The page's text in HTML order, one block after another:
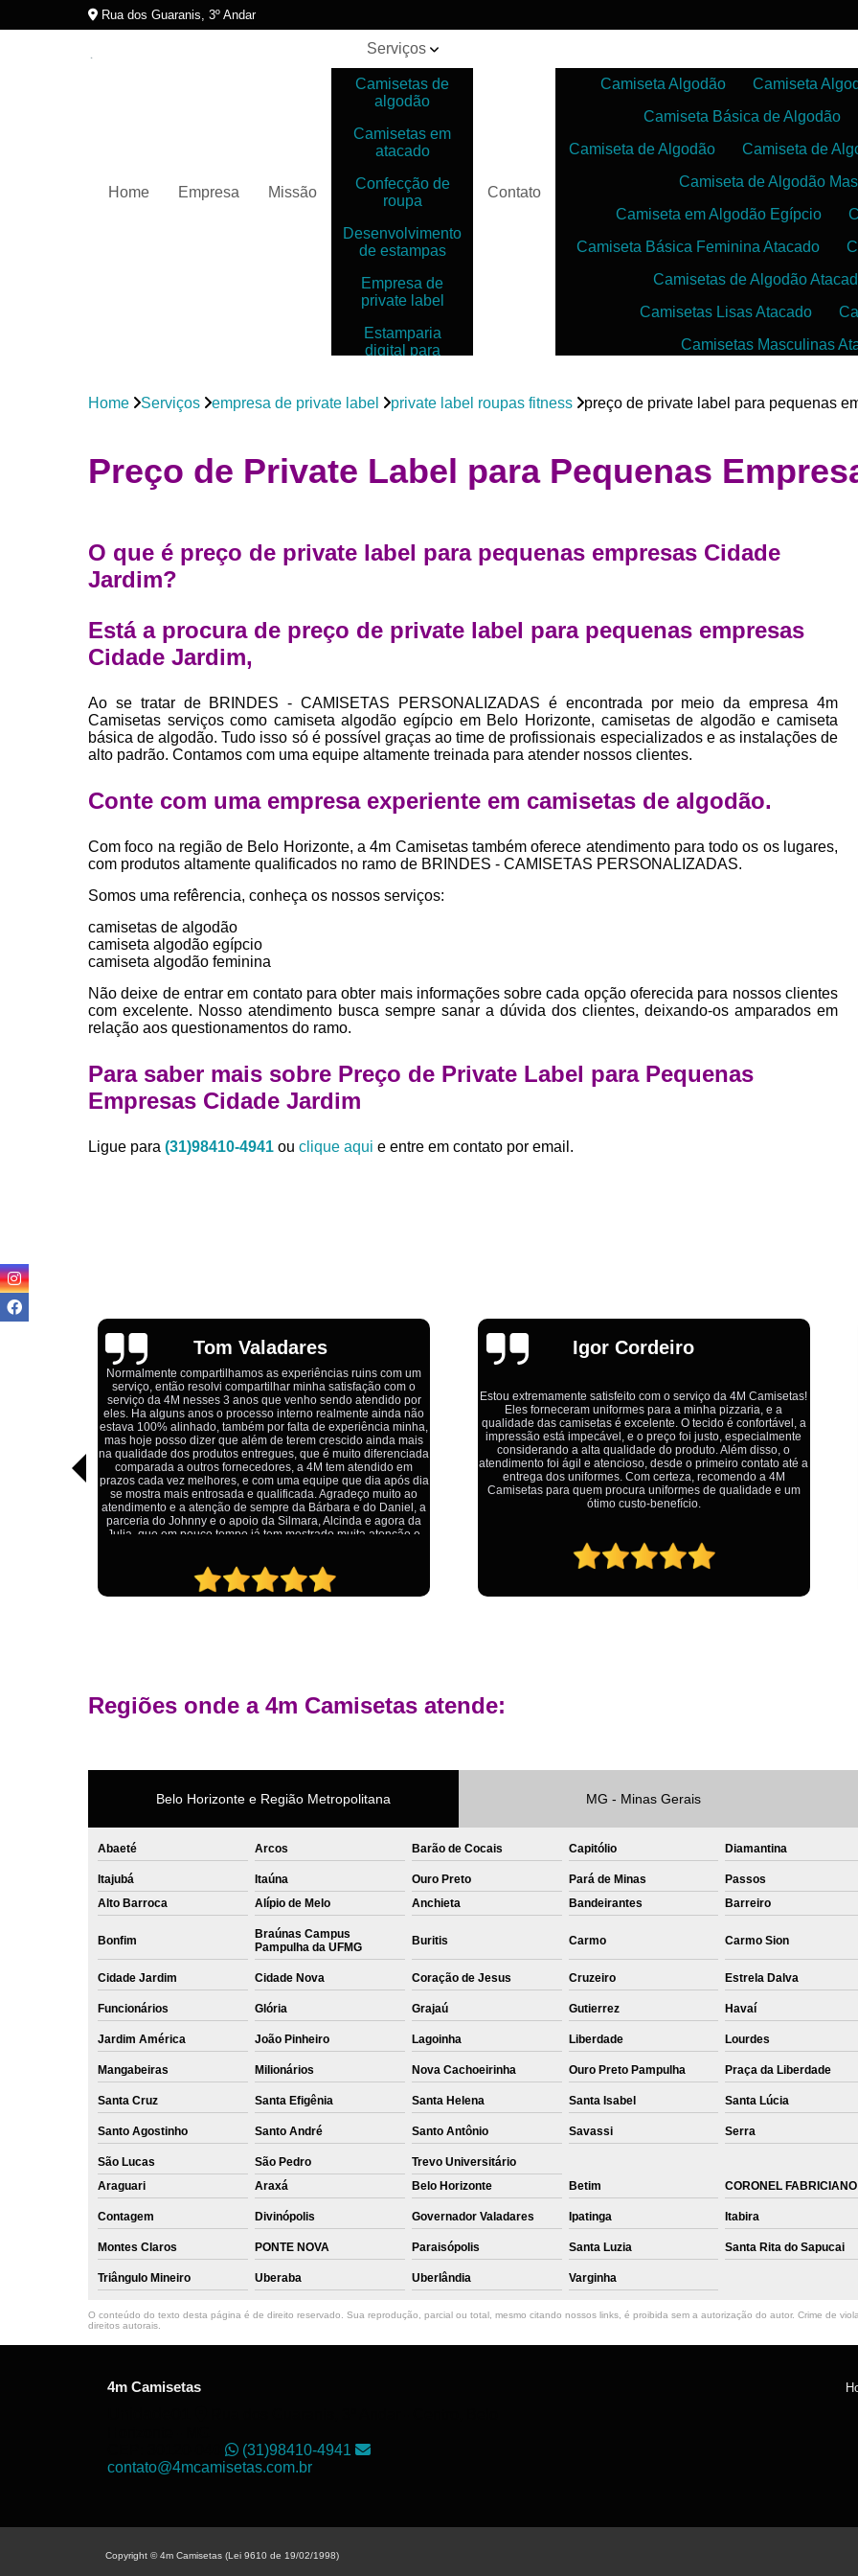
Rua dos Guaranis, 3º Andar
Home Empresa Missão
Serviços
Camisetas de
algodão
Camisetas em
atacado
Confecção de
roupa
Desenvolvimento
de estampas
Empresa de
private label
Estamparia
digital para
Estamparias
camiseta
para roupas
Contato
Camiseta Algodão Camiseta
Camiseta Básica de Algodão
Camiseta de Algodão
Camiseta de
Camiseta de Algodão
Camiseta em Algodão Egípcio
Camiseta Básica Feminina Atacado
Camisetas de Algodão
Camisetas Lisas Atacado
Camisetas Masculinas
Camisetas para Sublimação
Confecção de Roupas
Desenvolvimento de Coleção de
Desenvolvimento
Desenvolvimento
Desenvolvimento de
Desenvolvimento de
Desenvolvimento
Desenvolvimento de Estampas
Desenvolvimento Estampa de
Empresa Private Label
Private
Private Label Roupas
Estamparia Têxtil Digital
Fabrica
Fábrica Camiseta
Fábrica Camisetas
Fabrica Camisetas
Fabrica de Camisetas Lisas
Fábrica Roupas Atacado
Private Label Biquínis
Private
Private Label Camisetas
Private Label de Camisetas
Private Label Têxtil
Sublimação
Sublimação de Camisetas
Sublimação de Estampa em
Sublimação em Camisetas de
Sublimação em Tecido
Sublimação para Camisetas
Home Serviços empresa de private label private label roupas fitness preço de private label para pequenas
Preço de Private Label para Pequenas
O que é preço de private label para pequenas empresas Cidade
Jardim?
Está a procura de preço de private label para pequenas empresas
Cidade Jardim,
Ao se tratar de BRINDES - CAMISETAS PERSONALIZADAS é encontrada por meio da empresa 4m
Camisetas serviços como camiseta algodão egípcio em Belo Horizonte, camisetas de algodão e camiseta
básica de algodão. Tudo isso só é possível graças ao time de profissionais especializados e as instalações de
alto padrão. Contamos com uma equipe altamente treinada para atender nossos clientes.
Conte com uma empresa experiente em camisetas de algodão.
Com foco na região de Belo Horizonte, a 4m Camisetas também oferece atendimento para todo os os lugares,
com produtos altamente qualificados no ramo de BRINDES - CAMISETAS PERSONALIZADAS.
Somos uma refêrencia, conheça os nossos serviços:
camisetas de algodão
camiseta algodão egípcio
camiseta algodão feminina
Não deixe de entrar em contato para obter mais informações sobre cada opção oferecida para nossos clientes
com excelente. Nosso atendimento busca sempre sanar a dúvida dos clientes, deixando-os amparados em
relação aos questionamentos do ramo.
Para saber mais sobre Preço de Private Label para Pequenas
Empresas Cidade Jardim
Ligue para (31)98410-4941 ou clique aqui e entre em contato por email.
Igor Cordeiro
Estou extremamente satisfeito com o serviço da 4M Camisetas!
Eles forneceram uniformes para a minha pizzaria, e a
qualidade das camisetas é excelente. O tecido é confortável, a
impressão está impecável, e o preço foi justo, especialmente
considerando a alta qualidade do produto. Além disso, o
atendimento foi ágil e atencioso, desde o primeiro contato até a
entrega dos uniformes. Com certeza, recomendo a 4M
Camisetas para quem procura uniformes de qualidade e um
ótimo custo-benefício.
Emília
Ótimo atendimento,todos muito educados, prestativos e que
colocam o cliente em primeiro lugar. Qualquer lugar tem
problemas,isso é fato, mas aqui na 4M tudo é resolvido com
calma e de forma que todos saem ganhando no final.
Regiões onde a 4m Camisetas atende:
Belo Horizonte e Região Metropolitana MG - Minas Gerais
Abaeté Arcos Barão de Cocais Capitólio Diamantina
Itajubá Itaúna Ouro Preto Pará de Minas Passos
Alto Barroca
Alípio de Melo Anchieta Bandeirantes Barreiro
Bonfim
Braúnas Campus
Pampulha da UFMG
Buritis Carmo Carmo Sion
Cidade Jardim Cidade Nova Coração de Jesus Cruzeiro Estrela Dalva
Funcionários Glória Grajaú Gutierrez Havaí
Jardim América João Pinheiro Lagoinha Liberdade Lourdes
Mangabeiras Milionários Nova Cachoeirinha Ouro Preto Pampulha Praça da Liberdade
Santa Cruz Santa Efigênia Santa Helena Santa Isabel Santa Lúcia
Santo Agostinho Santo André Santo Antônio Savassi Serra
São Lucas São Pedro
Trevo Universitário
Araguari
Araxá Belo Horizonte Betim CORONEL FABRICIANO
Contagem Divinópolis Governador Valadares Ipatinga Itabira
Montes Claros PONTE NOVA Paraisópolis Santa Luzia Santa Rita do Sapucai
Triângulo Mineiro Uberaba Uberlândia Varginha
O conteúdo do texto desta página é de direito reservado. Sua reprodução, parcial ou total, mesmo citando nossos links, é proibida sem a autorização do autor. Crime de
direitos autorais
4m Camisetas
(31)98410-4941
contato@4mcamisetas.com.br
Copyright © 4m Camisetas (Lei 9610 de 19/02/1998)